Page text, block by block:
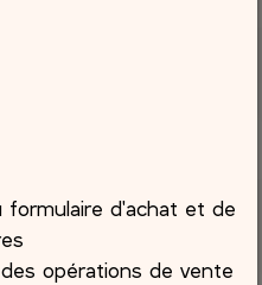
formulaire d'achat et de
opérations de vente